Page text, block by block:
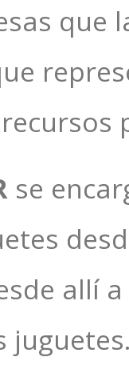
que
se
allí